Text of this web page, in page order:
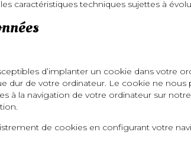
caractéristiques techniques sujettes à
d’implanter un cookie dans votre
dur de votre ordinateur. Le cookie ne
à la navigation de votre ordinateur sur
de cookies en configurant votre